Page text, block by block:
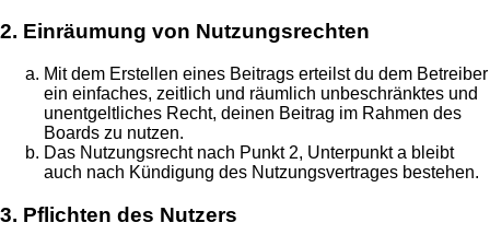
2. Einräumung von Nutzungsrechten
Mit dem Erstellen eines Beitrags erteilst du dem Betreiber
ein einfaches, zeitlich und räumlich unbeschränktes und
unentgeltliches Recht, deinen Beitrag im Rahmen des
Boards zu nutzen.
Das Nutzungsrecht nach Punkt 2, Unterpunkt a bleibt
auch nach Kündigung des Nutzungsvertrages bestehen.
3. Pflichten des Nutzers